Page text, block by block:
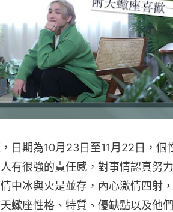
日期為10月23日至11月22日，個
有很強的責任感，對事情認真努
中冰與火是並存，內心激情四射
蠍座性格、特質、優缺點以及他